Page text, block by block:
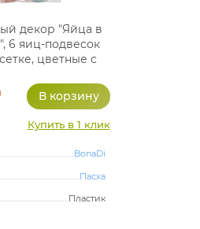
декор "Яйца в
6 яиц-подвесок
цветные с
Купить в 1 клик
BonaDi
Пасха
Пластик